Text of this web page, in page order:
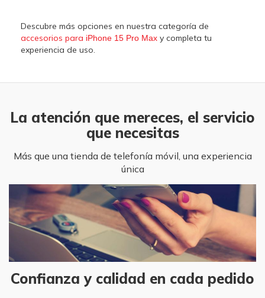
Descubre más opciones en nuestra categoría de
accesorios para iPhone 15 Pro Max y completa tu
experiencia de uso.
La atención que mereces, el servicio
que necesitas
Más que una tienda de telefonía móvil, una experiencia
única
Confianza y calidad en cada pedido